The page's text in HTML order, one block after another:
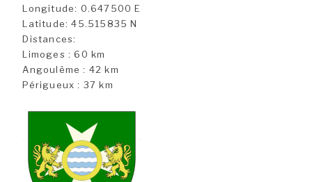
Longitude: 0.647500 E
Latitude: 45.515835 N
Distances:
Limoges : 60 km
Angoulême : 42 km
Périgueux : 37 km